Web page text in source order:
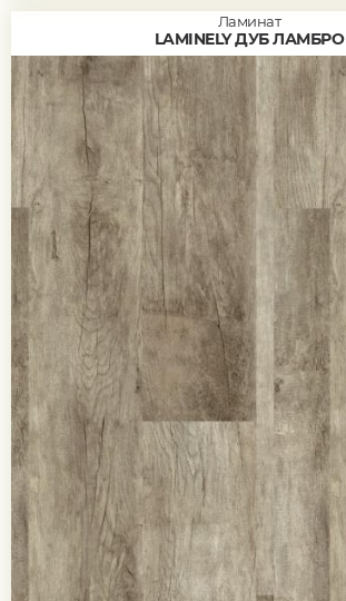
Ламинат
LAMINELY ДУБ ЛАМБРО